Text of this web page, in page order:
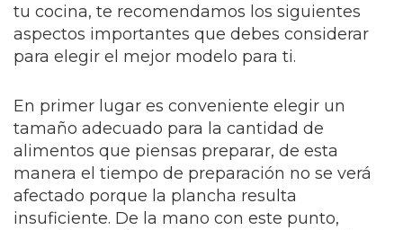
tu cocina, te recomendamos los siguientes
aspectos importantes que debes considerar
para elegir el mejor modelo para ti.
En primer lugar es conveniente elegir un
tamaño adecuado para la cantidad de
alimentos que piensas preparar, de esta
manera el tiempo de preparación no se verá
afectado porque la plancha resulta
insuficiente. De la mano con este punto,